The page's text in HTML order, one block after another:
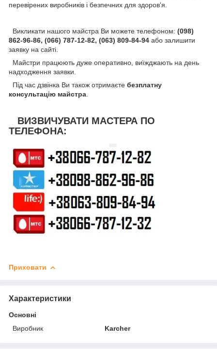
перевірених виробників і безпечних для здоров'я.
Викликати нашого майстра Ви можете телефоном: (098)
862-96-86, (066) 787-12-82, (063) 809-84-94 або залишити
заявку на сайті.
Майстри працюють дуже оперативно, виїжджають на день
надходження заявки.
Під час дзвінка Ви також отримаєте безплатну
консультацію майстра
ВИЗВИЧУВАТИ МАСТЕРА ПО
ТЕЛЕФОНА:
Приховати
Характеристики
Основні
Виробник
Karcher